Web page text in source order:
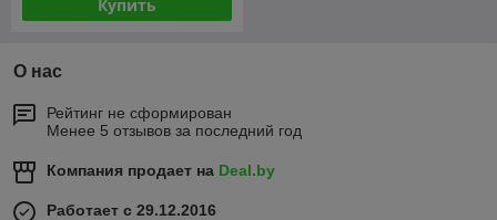
Купить
О нас
Рейтинг не сформирован
Менее 5 отзывов за последний год
Компания продает на Deal.by
Работает с 29.12.2016